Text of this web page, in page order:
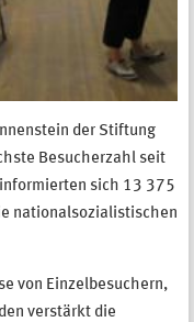
der Stiftung
Besucherzahl seit
sich 13 375
nationalsozialistischen
von Einzelbesuchern,
verstärkt die